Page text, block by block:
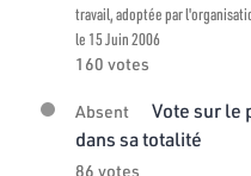
travail, adoptée par
le 15 Juin 2006
160 votes
Absent
Vote sur le
dans sa totalité
86 votes